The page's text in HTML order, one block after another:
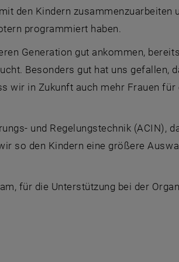
den Kindern zusammenzuarbeiten
programmiert haben.
Generation gut ankommen,
Besonders gut hat uns gefallen,
wir in Zukunft auch mehr Frauen für
und Regelungstechnik (ACIN),
so den Kindern eine größere
für die Unterstützung bei der